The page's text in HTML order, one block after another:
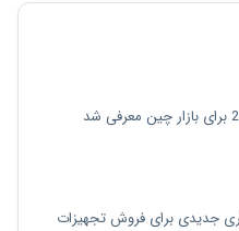
جدیدی برای فروش تجهیزات